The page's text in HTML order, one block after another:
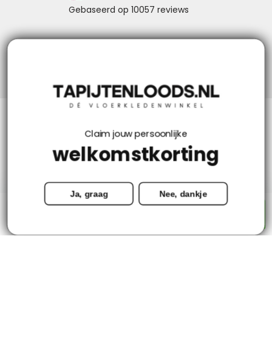
Mijn account
Categorieën
Contact
Claim jouw persoonlijke
welkomstkorting
Ja, graag Nee, dankje